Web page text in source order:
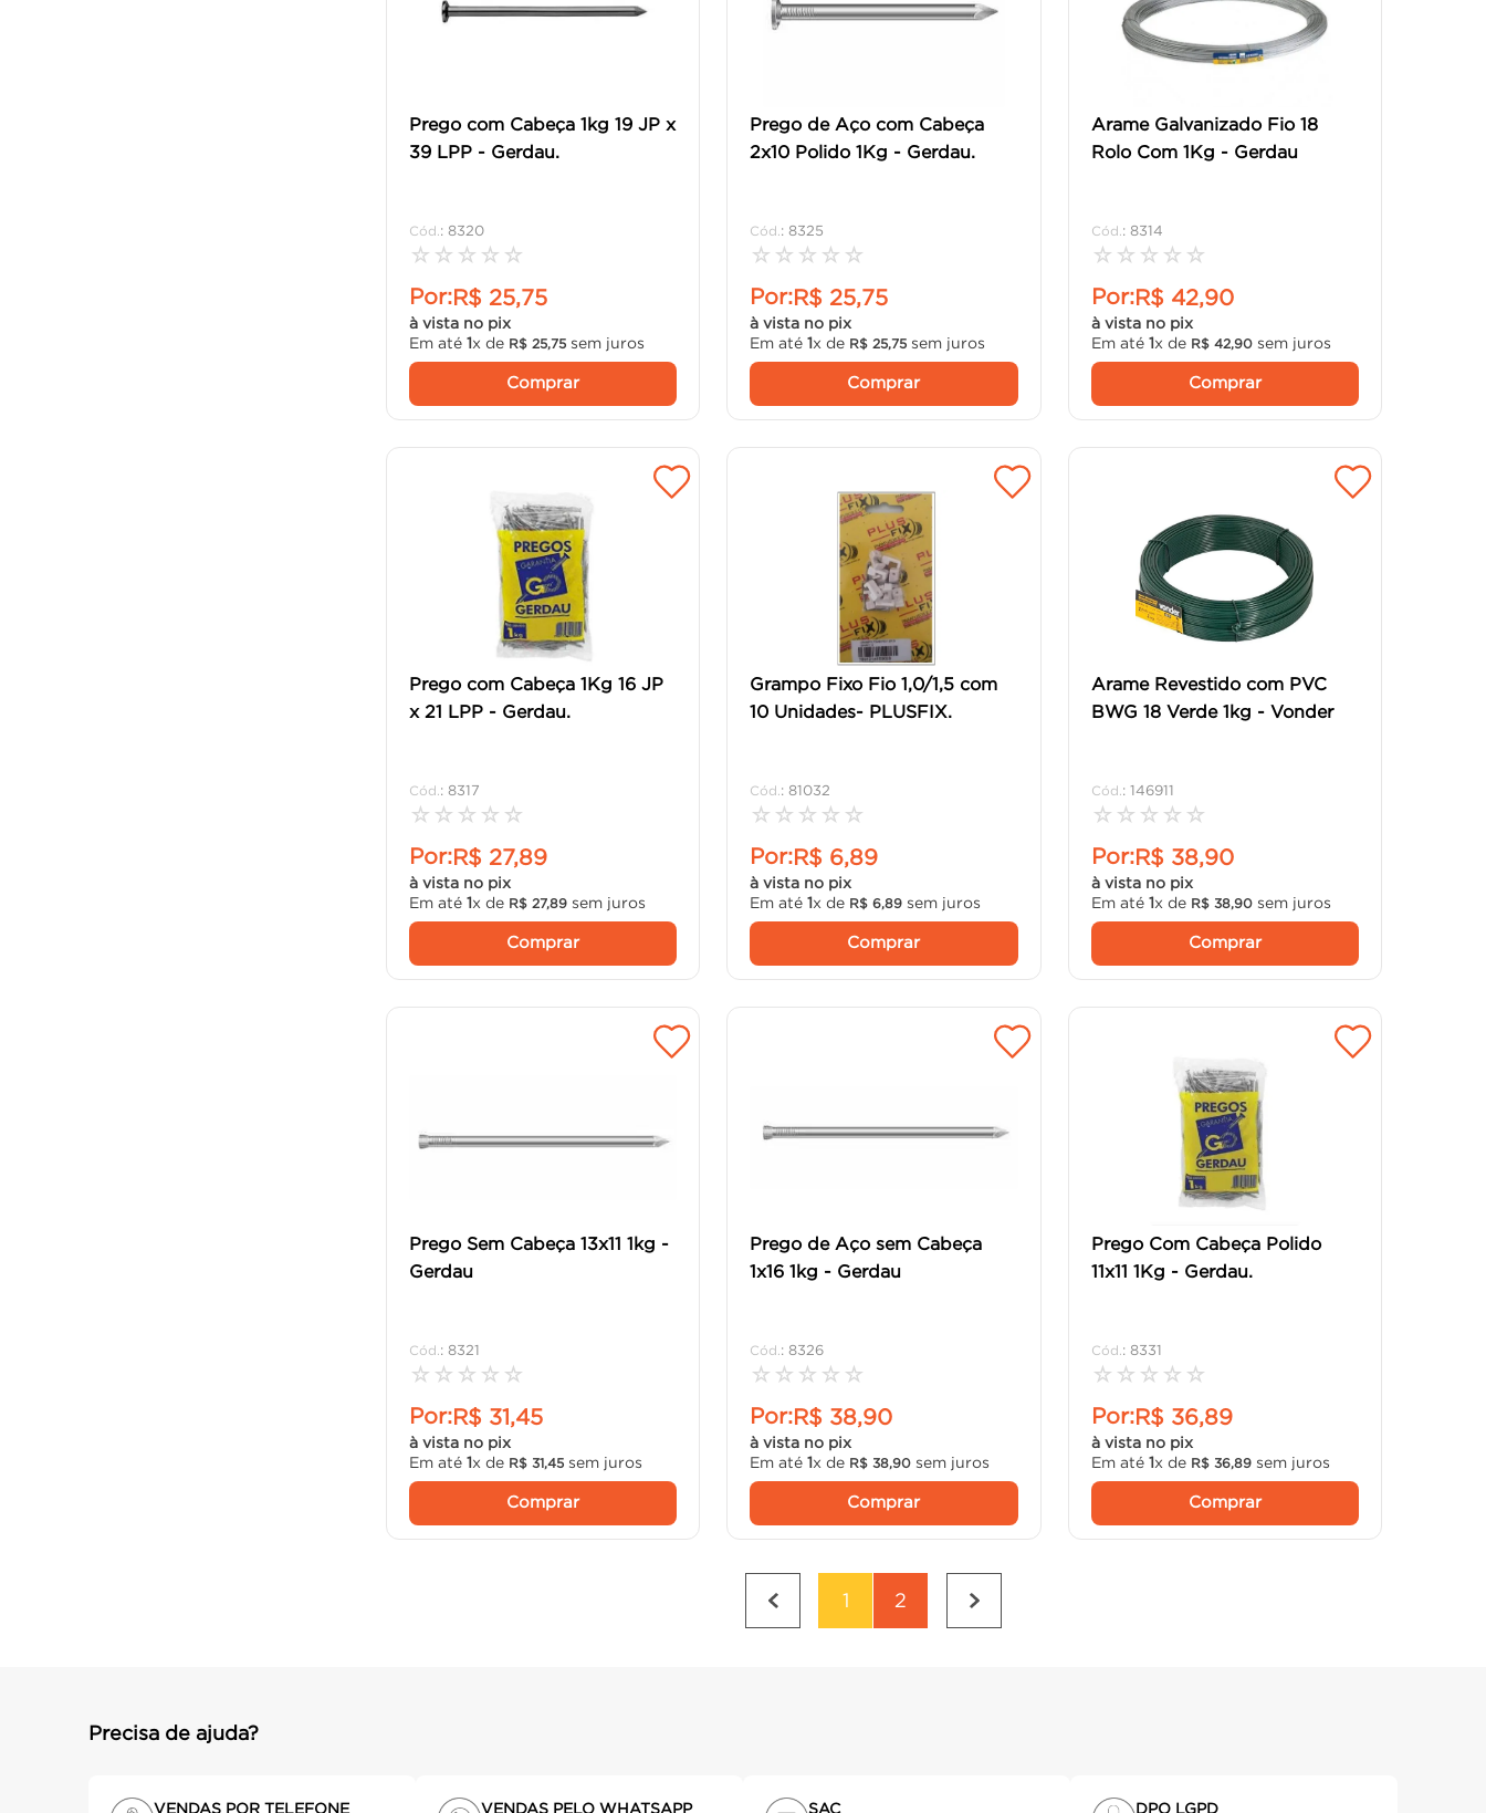
Prego com Cabeça 1kg 19 JP x
39 LPP - Gerdau.
: 8320
☆ ☆ ☆ ☆ ☆
Por:R$ 25,75
à vista no pix
Em até 1x de R$ 25, 75sem juros
Comprar
Prego de Aço com Cabeça
2x10 Polido 1Kg - Gerdau.
:8325
☆ ☆ ☆ ☆ ☆
Por:R$ 25,75
à vista no pix
Em até1x de R$ 25 ,75 sem juros
Comprar
Arame Galvanizado Fio 18
Rolo Com 1Kg - Gerdau
: 8314
☆ ☆ ☆ ☆ ☆
Por:R$ 42,90
à vista no pix
Em até 1x de R$ 42, 90sem juros
Comprar
Prego com Cabeça 1Kg 16 JP
x 21 LPP - Gerdau.
: 8317
☆ ☆ ☆ ☆ ☆
Por:R$ 27,89
à vista no pix
Em até 1x de R$ 27,89sem juros
Comprar
Grampo Fixo Fio 1,0/1,5 com
10 Unidades- PLUSFIX.
:81032
☆ ☆ ☆ ☆ ☆
Por:R$ 6,89
à vista no pix
Em até1x de R$ 6 ,89 sem juros
Comprar
Arame Revestido com PVC
BWG 18 Verde 1kg - Vonder
: 146911
☆ ☆ ☆ ☆ ☆
Por:R$ 38,90
à vista no pix
Em até 1x de R$ 38, 90sem juros
Comprar
Prego Sem Cabeça 13x11 1kg -
Gerdau
: 8321
☆ ☆ ☆ ☆ ☆
Por:R$ 31,45
à vista no pix
Em até 1x de R$ 31, 45sem juros
Comprar
Prego de Aço sem Cabeça
1x16 1kg - Gerdau
:8326
☆ ☆ ☆ ☆ ☆
Por:R$ 38,90
à vista no pix
Em até1x de R$ 38 ,90 sem juros
Comprar
Prego Com Cabeça Polido
11x11 1Kg - Gerdau.
: 8331
☆ ☆ ☆ ☆ ☆
Por:R$ 36,89
à vista no pix
Em até 1x de R$ 36, 89sem juros
Comprar
1 2
Precisa de ajuda?
VENDAS POR TELEFONE VENDAS PELO WHATSAPP SAC DPO LGPD